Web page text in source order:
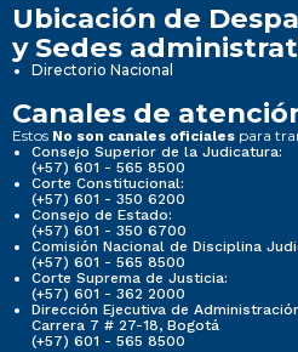
Ubicación de
y Sedes
Directorio Nacional
Canales de
Estos No son canales oficiales para
Consejo Superior de la Judicatura:
(+57) 601 - 565 8500
Corte Constitucional:
(+57) 601 - 350 6200
Consejo de Estado:
(+57) 601 - 350 6700
Comisión Nacional de Disciplina
(+57) 601 - 565 8500
Corte Suprema de Justicia:
(+57) 601 - 362 2000
Dirección Ejecutiva de
Carrera 7 # 27-18, Bogotá
(+57) 601 - 565 8500